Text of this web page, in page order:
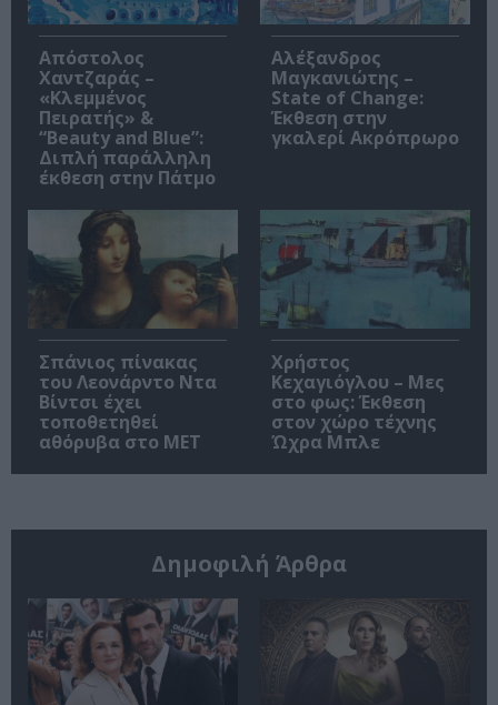
Απόστολος
Χαντζαράς –
«Κλεμμένος
Πειρατής» &
“Beauty and Blue”:
Διπλή παράλληλη
έκθεση στην Πάτμο
Αλέξανδρος
Μαγκανιώτης –
State of Change:
Έκθεση στην
γκαλερί Ακρόπρωρο
Σπάνιος πίνακας
του Λεονάρντο Ντα
Βίντσι έχει
τοποθετηθεί
αθόρυβα στο MET
Χρήστος
Κεχαγιόγλου – Μες
στο φως: Έκθεση
στον χώρο τέχνης
Ώχρα Μπλε
Δημοφιλή Άρθρα